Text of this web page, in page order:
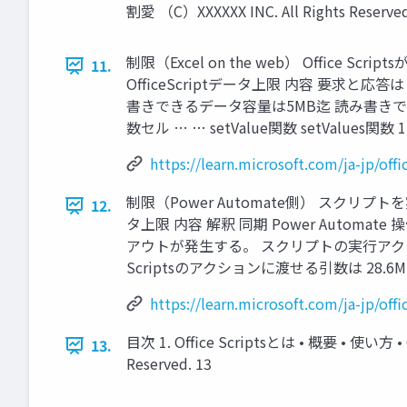
割愛 （C）XXXXXX INC. All Rights
11.
制限（Excel on the web） Office Scripts
OfficeScriptデータ上限 内容 要求と応答は
書きできるデータ容量は5MB迄 読み書き
数セル … … setValue関数 setValues関数
https://learn.microsoft.com/ja-jp/
12.
制限（Power Automate側） スクリプト
タ上限 内容 解釈 同期 Power Automate
アウトが発生する。 スクリプトの実行ア
Scriptsのアクションに渡せる引数は
https://learn.microsoft.com/ja-jp/
13.
目次 1. Office Scriptsとは • 概要 • 使い方
Reserved. 13